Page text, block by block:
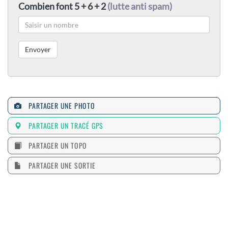
Combien font 5 + 6 + 2(lutte anti spam)
PARTAGER UNE PHOTO
PARTAGER UN TRACÉ GPS
PARTAGER UN TOPO
PARTAGER UNE SORTIE